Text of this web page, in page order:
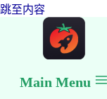
跳至内容
Main Menu